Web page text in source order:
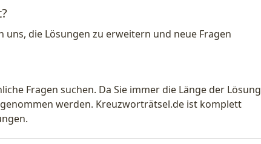
uns, die Lösungen zu erweitern und neue Fragen
Fragen suchen. Da Sie immer die Länge der Lösung
werden. Kreuzworträtsel.de ist komplett